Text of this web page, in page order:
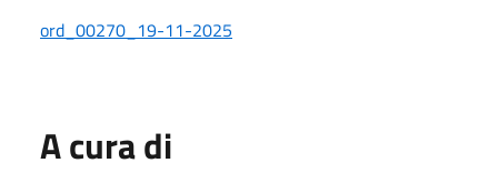
ord_00270_19-11-2025
A cura di